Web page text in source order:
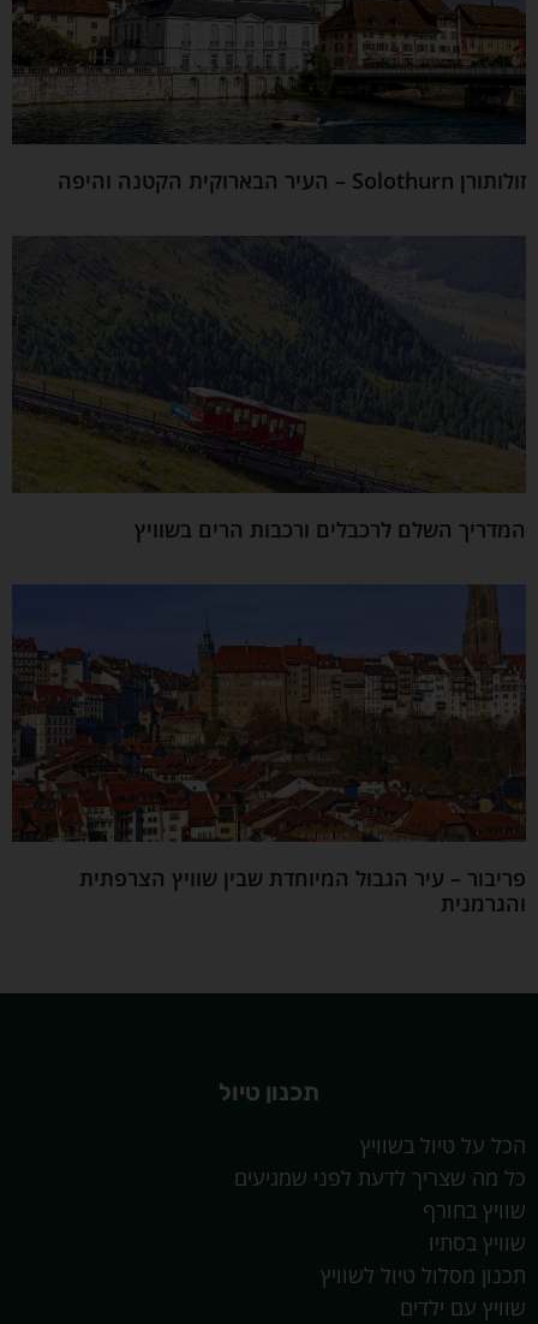
זולותורן Solothurn – העיר הבארוקית הקטנה והיפה
המדריך השלם לרכבלים ורכבות הרים בשוויץ
פריבור – עיר הגבול המיוחדת שבין שוויץ הצרפתית
והגרמנית
תכנון טיול
הכל על טיול בשוויץ
כל מה שצריך לדעת לפני שמגיעים
שוויץ בחורף
שוויץ בסתיו
תכנון מסלול טיול לשוויץ
שוויץ עם ילדים